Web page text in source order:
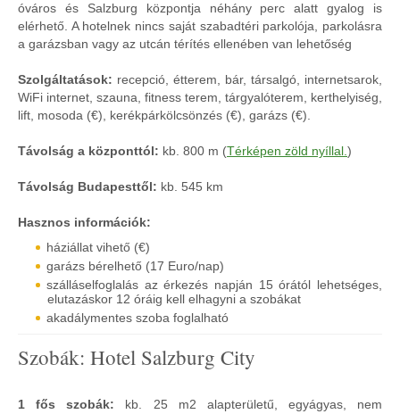
óváros és Salzburg központja néhány perc alatt gyalog is
elérhető. A hotelnek nincs saját szabadtéri parkolója, parkolásra
a garázsban vagy az utcán térítés ellenében van lehetőség
Szolgáltatások: recepció, étterem, bár, társalgó, internetsarok,
WiFi internet, szauna, fitness terem, tárgyalóterem, kerthelyiség,
lift, mosoda (€), kerékpárkölcsönzés (€), garázs (€).
Távolság a központtól: kb. 800 m (Térképen zöld nyíllal. )
Távolság Budapesttől: kb. 545 km
Hasznos információk:
háziállat vihető (€)
garázs bérelhető (17 Euro/nap)
szálláselfoglalás az érkezés napján 15 órától lehetséges,
elutazáskor 12 óráig kell elhagyni a szobákat
akadálymentes szoba foglalható
Szobák: Hotel Salzburg City
1 fős szobák: kb. 25 m2 alapterületű, egyágyas, nem